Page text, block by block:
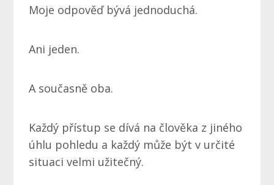
Moje odpověď bývá jednoduchá.
Ani jeden.
A současně oba.
Každý přístup se dívá na člověka z jiného
úhlu pohledu a každý může být v určité
situaci velmi užitečný.